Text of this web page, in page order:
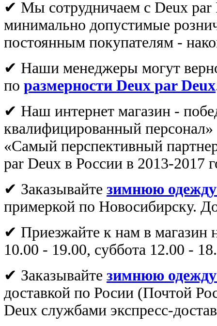
✔ Мы сотрудничаем с Deux par
минимально допустимые
постоянным покупателям -
✔ Наши менеджеры могут
по размерности Deux par Deux
✔ Наш интернет магазин -
квалифицированный
«Самый перспективный
par Deux в России в 2013-2017
✔ Зaказывайте зимнюю
примеркой по Новосибирску.
✔ Приезжайте к нам в магазин
10.00 - 19.00, суббота 12.00 -
✔ Зaказывайте зимнюю
доставкой по Росии (Почтой
Deux службами экспресс-